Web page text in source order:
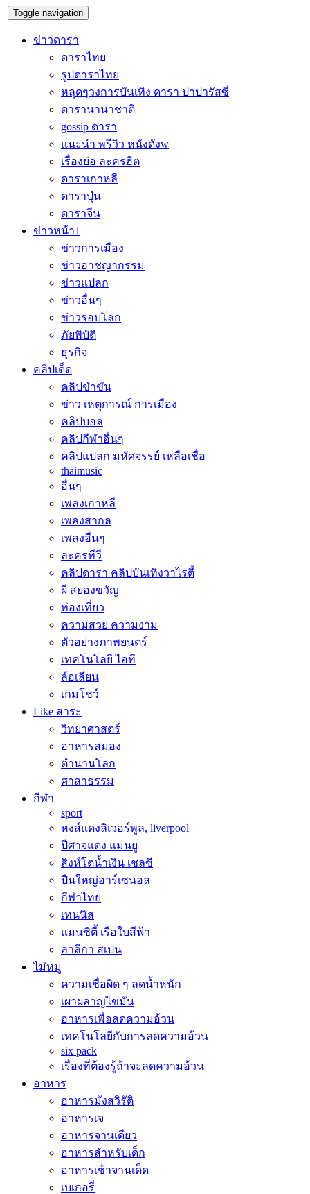
Toggle navigation
ข่าวดารา
ดาราไทย
รูปดาราไทย
หลุดๆวงการบันเทิง ดารา ปาปารัสซี่
ดารานานาชาติ
gossip ดารา
แนะนำ พรีวิว หนังดังw
เรื่องย่อ ละครฮิต
ดาราเกาหลี
ดาราปุ่น
ดาราจีน
ข่าวหน้า1
ข่าวการเมือง
ข่าวอาชญากรรม
ข่าวแปลก
ข่าวอื่นๆ
ข่าวรอบโลก
ภัยพิบัติ
ธุรกิจ
คลิปเด็ด
คลิปขำขัน
ข่าว เหตุการณ์ การเมือง
คลิปบอล
คลิปกีฬาอื่นๆ
คลิปแปลก มหัศจรรย์ เหลือเชื่อ
thaimusic
อื่นๆ
เพลงเกาหลี
เพลงสากล
เพลงอื่นๆ
ละครทีวี
คลิปดารา คลิปบันเทิงวาไรตี้
ผี สยองขวัญ
ท่องเที่ยว
ความสวย ความงาม
ตัวอย่างภาพยนตร์
เทคโนโลยี ไอที
ล้อเลียน
เกมโชว์
Like สาระ
วิทยาศาสตร์
อาหารสมอง
ตำนานโลก
ศาลาธรรม
กีฬา
sport
หงส์แดงลิเวอร์พูล, liverpool
ปีศาจแดง แมนยู
สิงห์โตน้ำเงิน เชลซี
ปืนใหญ่อาร์เซนอล
กีฬาไทย
เทนนิส
แมนซิตี้ เรือใบสีฟ้า
ลาลีกา สเปน
ไม่หมู
ความเชื่อผิด ๆ ลดน้ำหนัก
เผาผลาญไขมัน
อาหารเพื่อลดความอ้วน
เทคโนโลยีกับการลดความอ้วน
six pack
เรื่องที่ต้องรู้ถ้าจะลดความอ้วน
อาหาร
อาหารมังสวิรัติ
อาหารเจ
อาหารจานเดียว
อาหารสำหรับเด็ก
อาหารเช้าจานเด็ด
เบเกอรี่